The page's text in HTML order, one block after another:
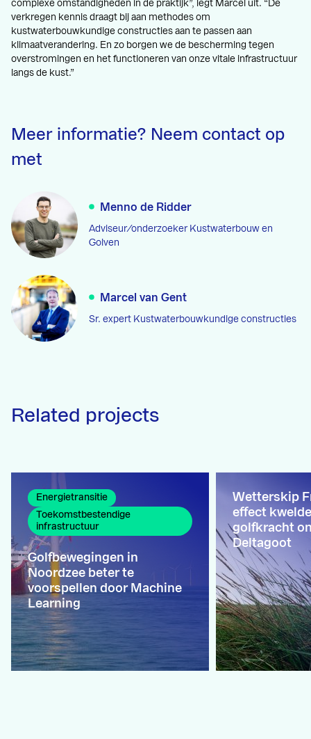
complexe omstandigheden in de praktijk”, legt Marcel uit. “De
verkregen kennis draagt bij aan methodes om
kustwaterbouwkundige constructies aan te passen aan
klimaatverandering. En zo borgen we de bescherming tegen
overstromingen en het functioneren van onze vitale infrastructuur
langs de kust.”
Meer informatie? Neem contact op
met
Menno de Ridder
Adviseur/onderzoeker Kustwaterbouw en
Golven
Marcel van Gent
Sr. expert Kustwaterbouwkundige constructies
Related projects
Golfbewegingen in
Noordzee beter te
voorspellen door Machine
Learning
Energietransitie
Toekomstbestendige
infrastructuur
Wetterskip
effect
golfkracht
Deltagoot